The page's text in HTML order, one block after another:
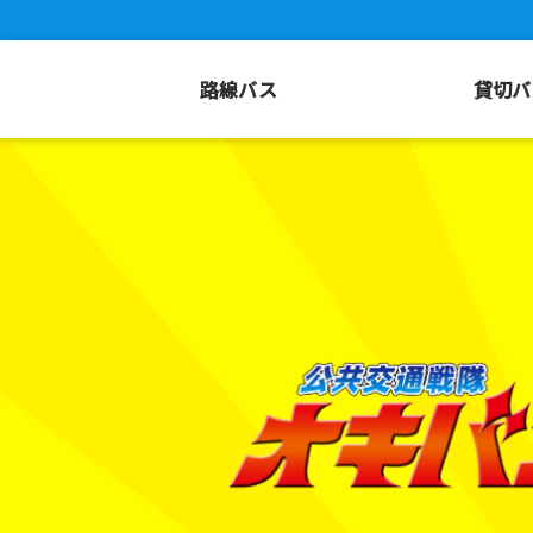
路線バス 貸切